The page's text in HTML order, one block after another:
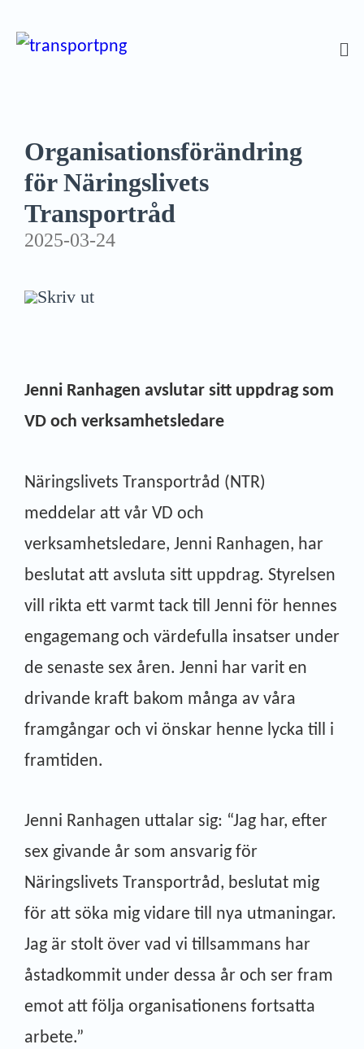
Organisationsförändring
för Näringslivets
Transportråd
2025-03-24
Skriv ut
Jenni Ranhagen avslutar sitt uppdrag som
VD och verksamhetsledare
Näringslivets Transportråd (NTR)
meddelar att vår VD och
verksamhetsledare, Jenni Ranhagen, har
beslutat att avsluta sitt uppdrag. Styrelsen
vill rikta ett varmt tack till Jenni för hennes
engagemang och värdefulla insatser under
de senaste sex åren. Jenni har varit en
drivande kraft bakom många av våra
framgångar och vi önskar henne lycka till i
framtiden.
Jenni Ranhagen uttalar sig: “Jag har, efter
sex givande år som ansvarig för
Näringslivets Transportråd, beslutat mig
för att söka mig vidare till nya utmaningar.
Jag är stolt över vad vi tillsammans har
åstadkommit under dessa år och ser fram
emot att följa organisationens fortsatta
arbete.”